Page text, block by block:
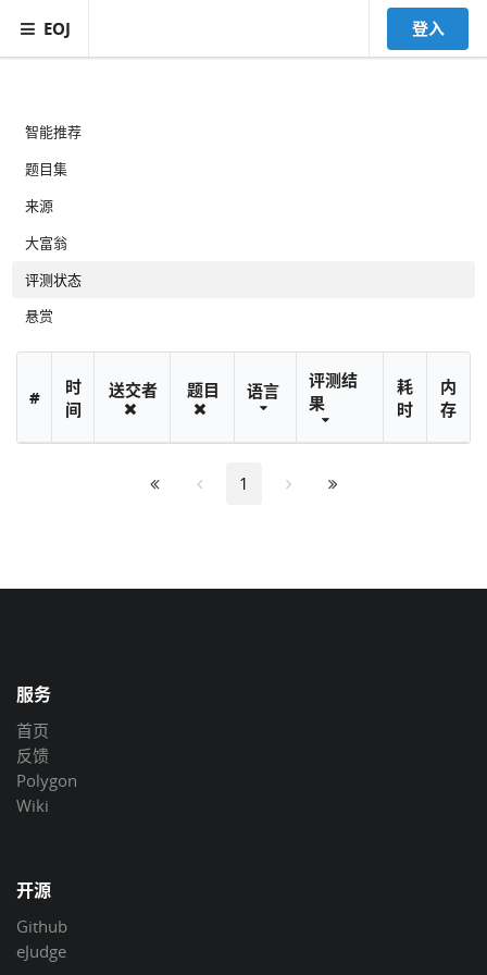
EOJ 登入
智能推荐
题目集
来源
大富翁
评测状态
悬赏
#
时
间
送交者 题目 语言
评测结
果
耗
时
内
存
1
服务
首页
反馈
Polygon
Wiki
开源
Github
eJudge